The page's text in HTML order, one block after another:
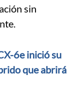
sin
6e inició su
que abrirá